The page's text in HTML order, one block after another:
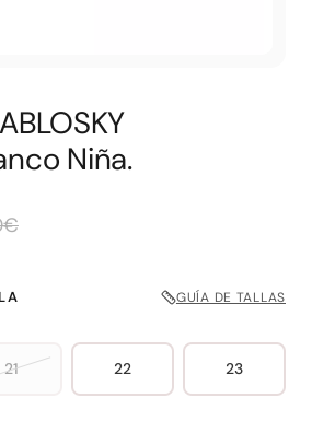
Niña.
GUÍA DE TALLAS
21 22 23